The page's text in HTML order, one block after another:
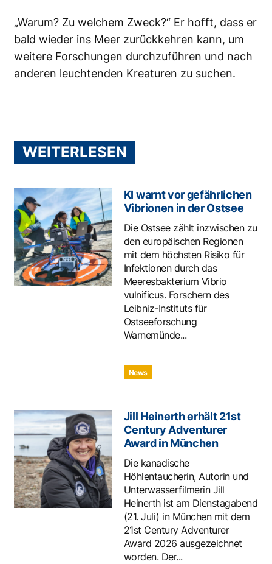
„Warum? Zu welchem Zweck?“ Er hofft, dass er
bald wieder ins Meer zurückkehren kann, um
weitere Forschungen durchzuführen und nach
anderen leuchtenden Kreaturen zu suchen.
WEITERLESEN
KI warnt vor gefährlichen
Vibrionen in der Ostsee
Die Ostsee zählt inzwischen zu
den europäischen Regionen
mit dem höchsten Risiko für
Infektionen durch das
Meeresbakterium Vibrio
vulnificus. Forschern des
Leibniz-Instituts für
Ostseeforschung
Warnemünde...
News
Jill Heinerth erhält 21st
Century Adventurer
Award in München
Die kanadische
Höhlentaucherin, Autorin und
Unterwasserfilmerin Jill
Heinerth ist am Dienstagabend
(21. Juli) in München mit dem
21st Century Adventurer
Award 2026 ausgezeichnet
worden. Der...